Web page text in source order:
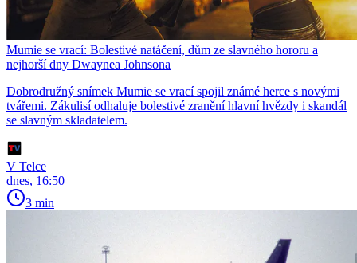
Mumie se vrací: Bolestivé natáčení, dům ze slavného hororu a
nejhorší dny Dwaynea Johnsona
Dobrodružný snímek Mumie se vrací spojil známé herce s novými
tvářemi. Zákulisí odhaluje bolestivé zranění hlavní hvězdy i skandál
se slavným skladatelem.
V Telce
dnes, 16:50
3 min